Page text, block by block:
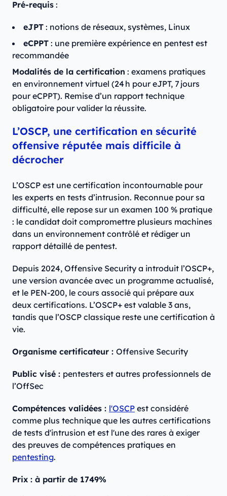
Pré-requis :
eJPT : notions de réseaux, systèmes, Linux
eCPPT : une première expérience en pentest est
recommandée
Modalités de la certification : examens pratiques
en environnement virtuel (24 h pour eJPT, 7 jours
pour eCPPT). Remise d’un rapport technique
obligatoire pour valider la réussite.
L’OSCP, une certification en sécurité
offensive réputée mais difficile à
décrocher
L’OSCP est une certification incontournable pour
les experts en tests d’intrusion. Reconnue pour sa
difficulté, elle repose sur un examen 100 % pratique
: le candidat doit compromettre plusieurs machines
dans un environnement contrôlé et rédiger un
rapport détaillé de pentest.
Depuis 2024, Offensive Security a introduit l’OSCP+,
une version avancée avec un programme actualisé,
et le PEN-200, le cours associé qui prépare aux
deux certifications. L’OSCP+ est valable 3 ans,
tandis que l’OSCP classique reste une certification à
vie.
Organisme certificateur : Offensive Security
Public visé : pentesters et autres professionnels de
l’OffSec
Compétences validées : l'OSCP est considéré
comme plus technique que les autres certifications
de tests d'intrusion et est l'une des rares à exiger
des preuves de compétences pratiques en
pentesting.
Prix : à partir de 1749%